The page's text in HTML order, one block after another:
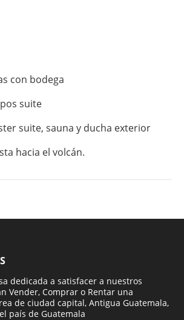
con bodega
suite
suite, sauna y ducha exterior
hacia el volcán.
dedicada a satisfacer a nuestros
Vender, Comprar o Rentar una
de ciudad capital, Antigua Guatemala,
país de Guatemala